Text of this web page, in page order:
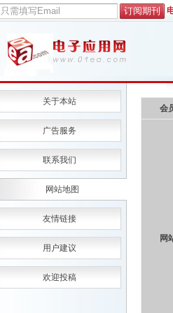
关于本站
广告服务
联系我们
网站地图
友情链接
用户建议
欢迎投稿
会
网